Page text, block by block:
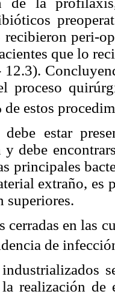
peri-
que lo
proceso
de estos
estar
y debe
principales
extraño, es
superiores.
cerradas en las
de
realización de